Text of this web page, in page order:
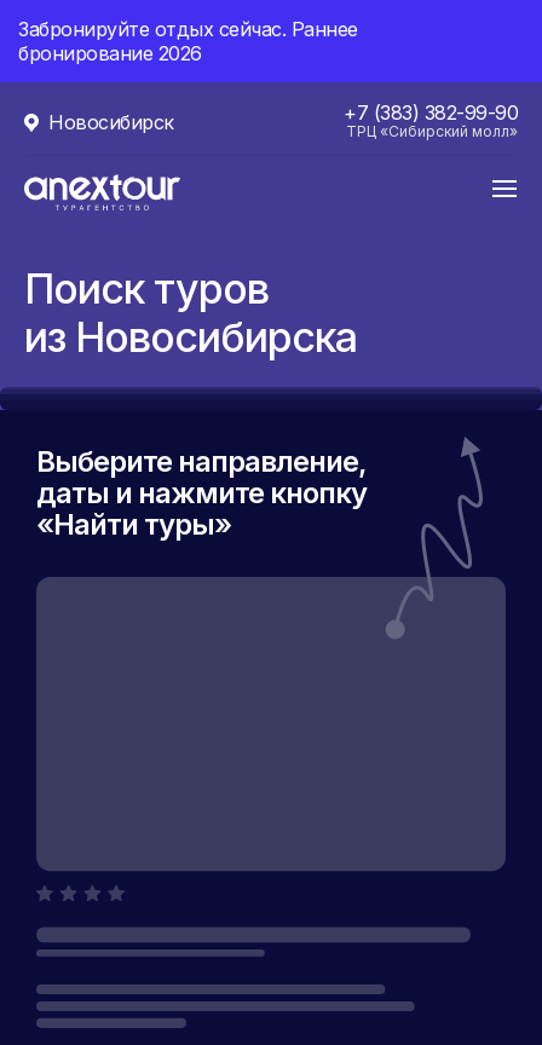
Забронируйте отдых сейчас. Раннее
бронирование 2026
Новосибирск +7 (383) 382-99-90
ТРЦ «Сибирский молл»
Поиск туров
из Новосибирска
Выберите направление,
даты и нажмите кнопку
«Найти туры»